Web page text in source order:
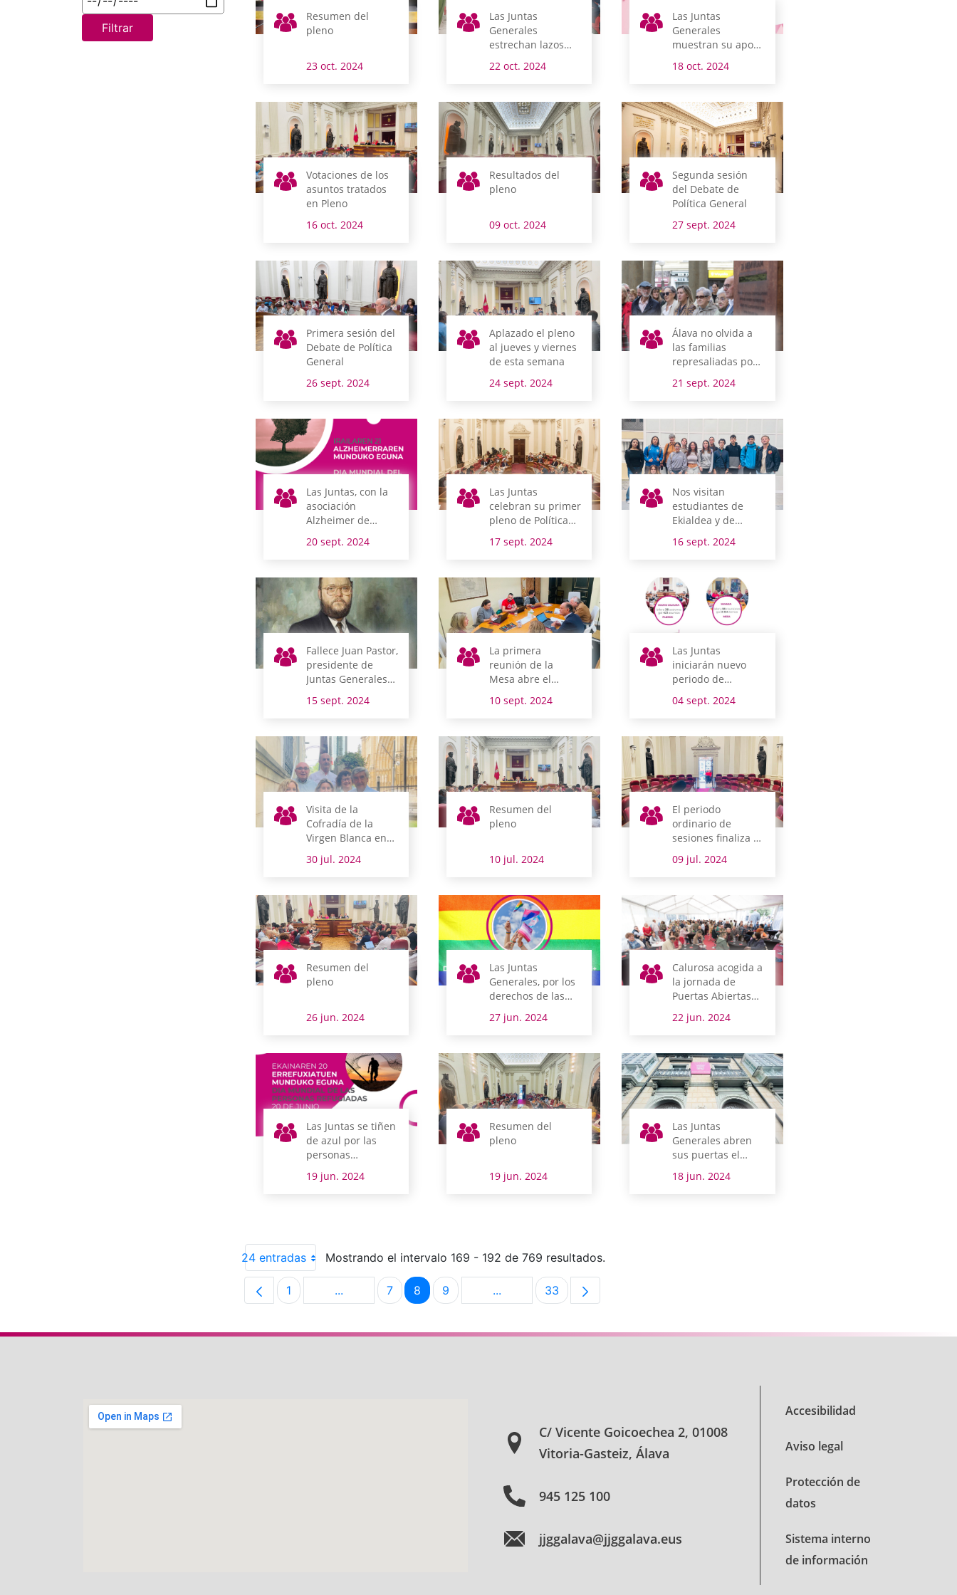
Filtrar
Resumen del
pleno
23 oct. 2024
Las Juntas
Generales
estrechan lazos
saharaui refugiada
22 oct. 2024
Las Juntas
Generales
muestran su apoyo
alavesas afectadas
mama
18 oct. 2024
Votaciones de los
asuntos tratados
en Pleno
16 oct. 2024
Resultados del
pleno
09 oct. 2024
Segunda sesión
del Debate de
Política General
27 sept. 2024
Primera sesión del
Debate de Política
General
26 sept. 2024
Aplazado el pleno
al jueves y viernes
de esta semana
24 sept. 2024
Álava no olvida a
las familias
represaliadas por
21 sept. 2024
Las Juntas, con la
asociación
Alzheimer de
20 sept. 2024
Las Juntas
celebran su primer
pleno de Política
que viene
17 sept. 2024
Nos visitan
estudiantes de
Ekialdea y de
16 sept. 2024
Fallece Juan Pastor,
presidente de
Juntas Generales
15 sept. 2024
La primera
reunión de la
Mesa abre el
sesiones de Juntas
10 sept. 2024
Las Juntas
iniciarán nuevo
periodo de
90% de las
anterior
tramitadas
04 sept. 2024
Visita de la
Cofradía de la
Virgen Blanca en
de Vitoria-Gasteiz
30 jul. 2024
Resumen del
pleno
10 jul. 2024
El periodo
ordinario de
sesiones finaliza el
y el nuevo se
septiembre
09 jul. 2024
Resumen del
pleno
26 jun. 2024
Las Juntas
Generales, por los
derechos de las
personas LGTBI+
27 jun. 2024
Calurosa acogida a
la jornada de
Puertas Abiertas
de Juntas
Generales
22 jun. 2024
Las Juntas se tiñen
de azul por las
personas
refugiadas
19 jun. 2024
Resumen del
pleno
19 jun. 2024
Las Juntas
Generales abren
sus puertas el
sábado con
imagen renovada,
18 jun. 2024
24 entradas Mostrando el intervalo 169 - 192 de 769 resultados.
Página
1 ...Páginas intermedias Use TAB para desplazarse.
Página
7 Página
8 Página
9 ...Páginas intermedias Use TAB para desplazarse.
Página
33
C/ Vicente Goicoechea 2, 01008
Vitoria-Gasteiz, Álava
945 125 100
jjggalava@jjggalava.eus
Accesibilidad
Aviso legal
Protección de
datos
Sistema interno
de información